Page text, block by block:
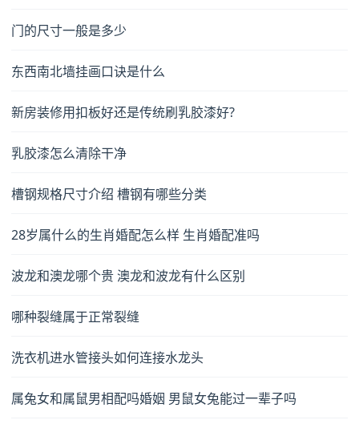
门的尺寸一般是多少
东西南北墙挂画口诀是什么
新房装修用扣板好还是传统刷乳胶漆好?
乳胶漆怎么清除干净
槽钢规格尺寸介绍 槽钢有哪些分类
28岁属什么的生肖婚配怎么样 生肖婚配准吗
波龙和澳龙哪个贵 澳龙和波龙有什么区别
哪种裂缝属于正常裂缝
洗衣机进水管接头如何连接水龙头
属兔女和属鼠男相配吗婚姻 男鼠女兔能过一辈子吗